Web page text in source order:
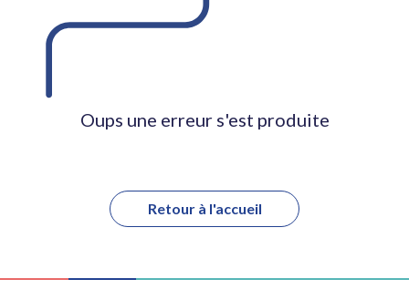
Oups une erreur s'est produite
Retour à l'accueil